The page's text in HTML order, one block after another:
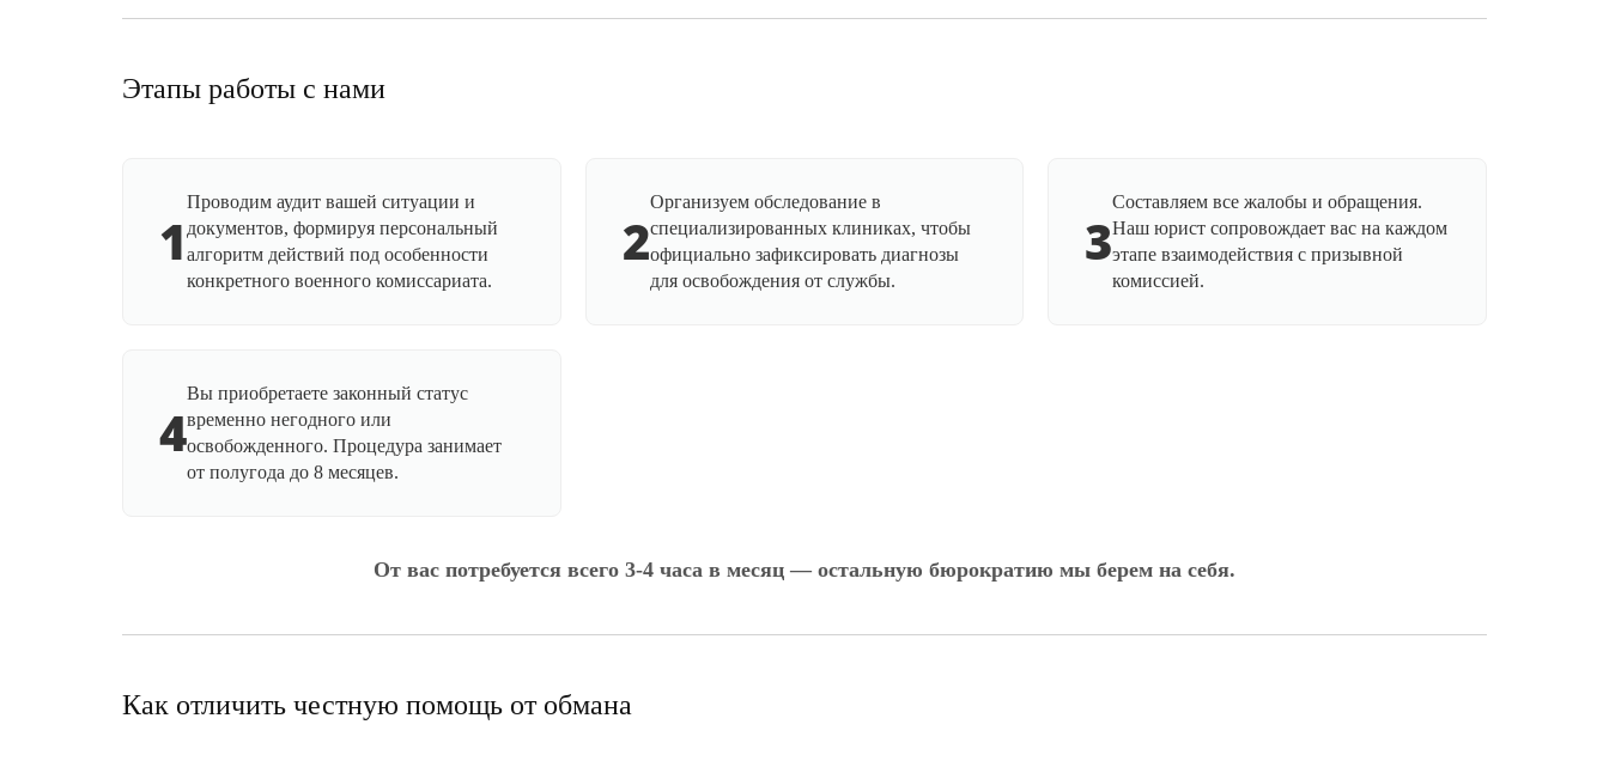
Этапы работы с нами
1
Проводим аудит вашей ситуации и
документов, формируя персональный
алгоритм действий под особенности
конкретного военного комиссариата.
2
Организуем обследование в
специализированных клиниках, чтобы
официально зафиксировать диагнозы
для освобождения от службы.
3
Составляем все жалобы и обращения.
Наш юрист сопровождает вас на каждом
этапе взаимодействия с призывной
комиссией.
4
Вы приобретаете законный статус
временно негодного или
освобожденного. Процедура занимает
от полугода до 8 месяцев.
От вас потребуется всего 3-4 часа в месяц — остальную бюрократию мы берем на себя.
Как отличить честную помощь от обмана